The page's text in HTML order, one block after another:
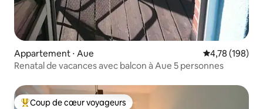
Appartement ⋅ Aue Évaluation
4,78 (198)
Renatal de vacances avec balcon à Aue 5 personnes
Coup de cœur voyageurs